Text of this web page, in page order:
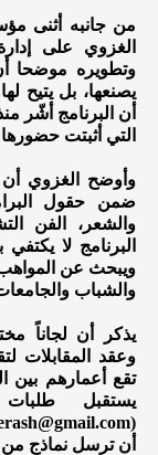
من جانبه أثنى
الغزوي على
وتطويره موضحا
يصنعها، بل يتيح
التي أثبتت
وأوضح الغزوي
ضمن حقول
والشعر، الفن
البرنامج لا
ويبحث عن المواهب
والشباب
يذكر أن لجاناً
وعقد المقابلات
تقع أعمارهم بين
يستقبل طلبات
أن ترسل نماذج من